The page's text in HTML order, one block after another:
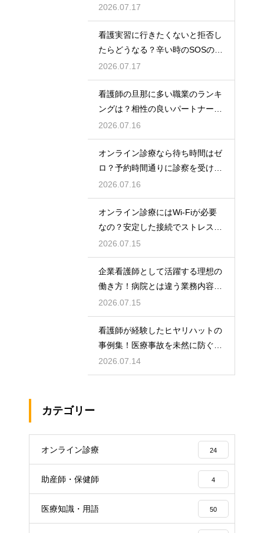
紹介
2026.07.17
看護実習に行きたくないと拒否し
たらどうなる？辛い時のSOSの出
し方
2026.07.17
看護師の旦那に多い職業のランキ
ングは？相性の良いパートナーの
条件と傾向
2026.07.16
オンライン診療なら待ち時間はゼ
ロ？予約時間通りに診察を受ける
コツ
2026.07.16
オンライン診療にはWi-Fiが必要
なの？安定した接続でストレスフ
リーに
2026.07.15
企業看護師として活躍する理想の
働き方！病院とは違う業務内容と
やりがい
2026.07.15
看護師が経験したヒヤリハットの
事例集！医療事故を未然に防ぐた
めの対策
2026.07.14
カテゴリー
オンライン診療 24
助産師・保健師 4
医療知識・用語 50